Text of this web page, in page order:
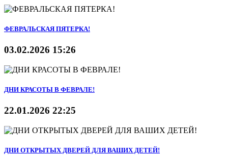
ФЕВРАЛЬСКАЯ ПЯТЕРКА!
03.02.2026 15:26
ДНИ КРАСОТЫ В ФЕВРАЛЕ!
22.01.2026 22:25
ДНИ ОТКРЫТЫХ ДВЕРЕЙ ДЛЯ ВАШИХ ДЕТЕЙ!